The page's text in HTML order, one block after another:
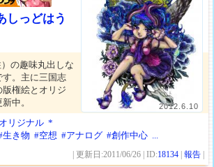
2012.6.10
しっどはう
の趣味丸出しな
。主に三国志
権絵とオリジ
中。
リジナル *
生き物 #空想 #アナログ #創作中心 ...
| 更新日:2011/06/26 | ID:18134 |報告